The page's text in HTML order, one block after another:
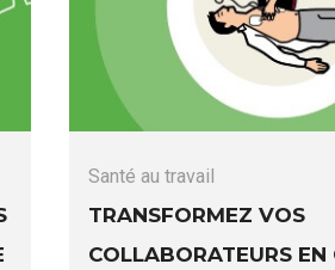
Santé au travail
Transformez vos
collaborateurs en